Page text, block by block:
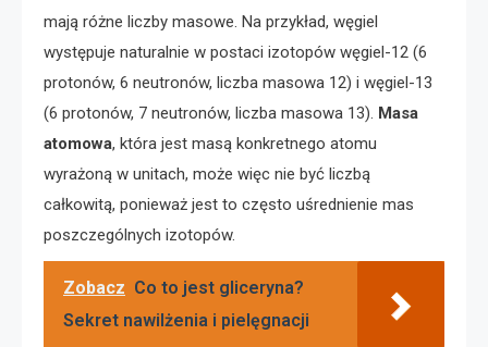
mają różne liczby masowe. Na przykład, węgiel
występuje naturalnie w postaci izotopów węgiel-12 (6
protonów, 6 neutronów, liczba masowa 12) i węgiel-13
(6 protonów, 7 neutronów, liczba masowa 13). Masa
atomowa, która jest masą konkretnego atomu
wyrażoną w unitach, może więc nie być liczbą
całkowitą, ponieważ jest to często uśrednienie mas
poszczególnych izotopów.
Zobacz Co to jest gliceryna?
Sekret nawilżenia i pielęgnacji